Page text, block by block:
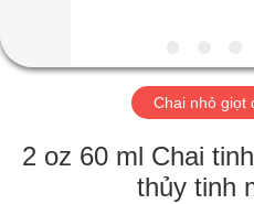
VIDEO
CHƯƠNG
Chai nhỏ giọt
2 oz 60 ml Chai
thủy tinh